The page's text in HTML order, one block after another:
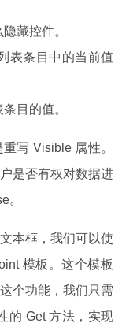
藏控件。
表条目中的当前值
目的值。
写 Visible 属性。
是否有权对数据进
。
本框，我们可以使
模板。这个模板
个功能，我们只需
的 Get 方法，实现